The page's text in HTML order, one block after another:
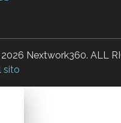
Nextwork360. ALL
sito